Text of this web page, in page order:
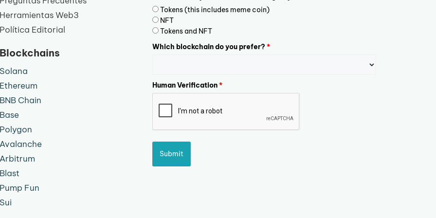
Herramientas Web3
Política Editorial
Blockchains
Solana
Ethereum
BNB Chain
Base
Polygon
Avalanche
Arbitrum
Blast
Pump Fun
Sui
Tokens (this includes meme coin)
NFT
Tokens and NFT
Which blockchain do you prefer? *
Human Verification*
Submit